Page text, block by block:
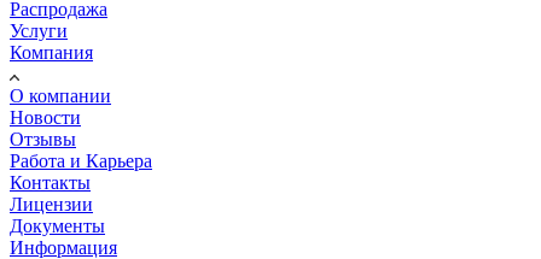
Распродажа
Услуги
Компания
О компании
Новости
Отзывы
Работа и Карьера
Контакты
Лицензии
Документы
Информация